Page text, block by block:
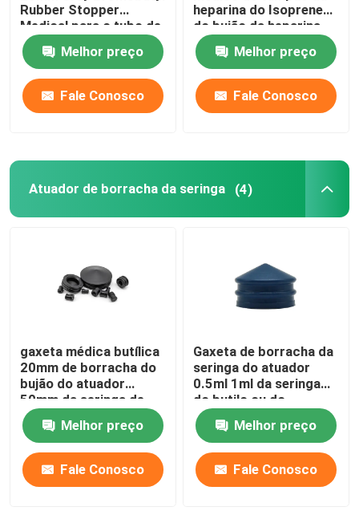
Rubber Stopper
Medical para o tubo de
ensaio da injeção
Melhor preço
Fale Conosco
heparina do Isoprene
do bujão da heparina
Melhor preço
Fale Conosco
Atuador de borracha da seringa (4)
gaxeta médica butílica
20mm de borracha do
bujão do atuador
50mm da seringa de
2.5mm 10mm
Melhor preço
Fale Conosco
Gaxeta de borracha da
seringa do atuador
0.5ml 1ml da seringa
do butilo ou do
Isoprene
Melhor preço
Fale Conosco